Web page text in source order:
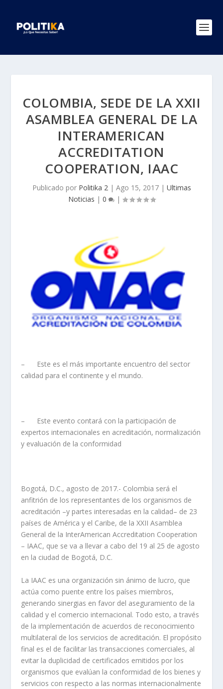
COLOMBIA, SEDE DE LA XXII
ASAMBLEA GENERAL DE LA
INTERAMERICAN
ACCREDITATION
COOPERATION, IAAC
Publicado por Politika 2| Ago 15, 2017| Ultimas
Noticias | 0 |
– Este es el más importante encuentro del sector
calidad para el continente y el mundo.
– Este evento contará con la participación de
expertos internacionales en acreditación, normalización
y evaluación de la conformidad
Bogotá, D.C., agosto de 2017.- Colombia será el
anfitrión de los representantes de los organismos de
acreditación –y partes interesadas en la calidad– de 23
países de América y el Caribe, de la XXII Asamblea
General de la InterAmerican Accreditation Cooperation
– IAAC, que se va a llevar a cabo del 19 al 25 de agosto
en la ciudad de Bogotá, D.C.
La IAAC es una organización sin ánimo de lucro, que
actúa como puente entre los países miembros,
generando sinergias en favor del aseguramiento de la
calidad y el comercio internacional. Todo esto, a través
de la implementación de acuerdos de reconocimiento
multilateral de los servicios de acreditación. El propósito
final es el de facilitar las transacciones comerciales, al
evitar la duplicidad de certificados emitidos por los
organismos que evalúan la conformidad de los bienes y
servicios con respecto a las normas internacionalmente